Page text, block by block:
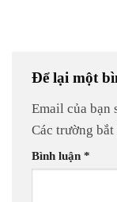
Để lại một
Email của bạn
Các trường
Bình luận *